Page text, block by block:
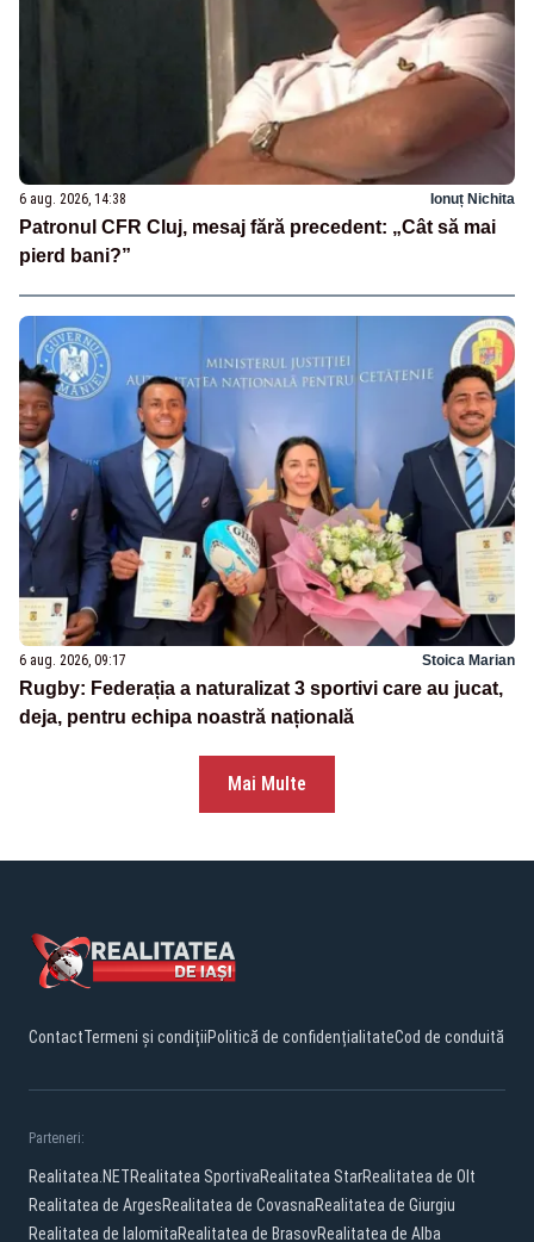
6 aug. 2026, 14:38 Ionuț Nichita
Patronul CFR Cluj, mesaj fără precedent: „Cât să mai
pierd bani?”
6 aug. 2026, 09:17 Stoica Marian
Rugby: Federația a naturalizat 3 sportivi care au jucat,
deja, pentru echipa noastră națională
Mai Multe
ContactTermeni și condițiiPolitică de confidențialitateCod de conduită
Parteneri:
Realitatea.NETRealitatea SportivaRealitatea StarRealitatea de Olt
Realitatea de ArgesRealitatea de CovasnaRealitatea de Giurgiu
Realitatea de IalomitaRealitatea de BrasovRealitatea de Alba